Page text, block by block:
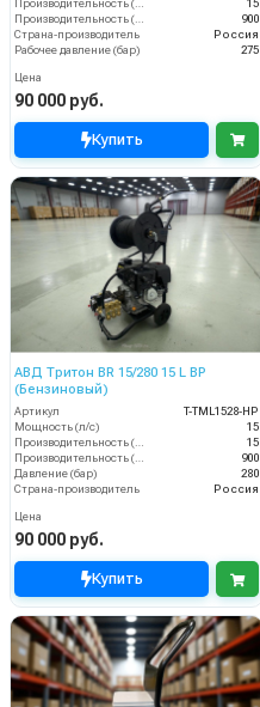
15
900
Страна-производитель
Россия
Рабочее давление (бар)
275
Цена
90 000 руб.
Купить
АВД Тритон BR 15/280 15 L BP
(Бензиновый)
Артикул
T-TML1528-HP
Мощность (л/с)
15
Производительность (л/мин)
15
Производительность (л/ч)
900
Давление (бар)
280
Страна-производитель
Россия
Цена
90 000 руб.
Купить